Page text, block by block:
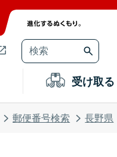
受け取る
郵便番号検索 長野県